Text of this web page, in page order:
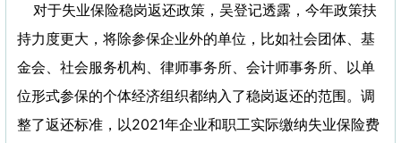
对于失业保险稳岗返还政策，吴登记透露，今年政策扶
持力度更大，将除参保企业外的单位，比如社会团体、基
金会、社会服务机构、律师事务所、会计师事务所、以单
位形式参保的个体经济组织都纳入了稳岗返还的范围。调
整了返还标准，以2021年企业和职工实际缴纳失业保险费